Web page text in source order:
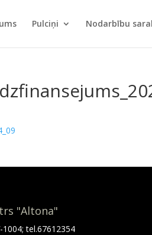
Pulciņi Nodarbību
"Altona"
tel.67612354